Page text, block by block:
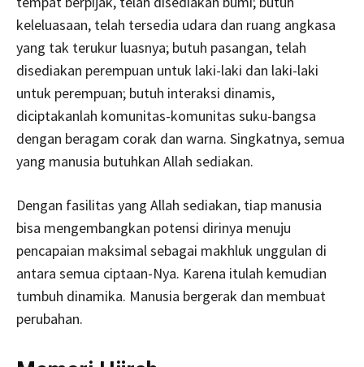
keleluasaan, telah tersedia udara dan ruang angkasa
yang tak terukur luasnya; butuh pasangan, telah
disediakan perempuan untuk laki-laki dan laki-laki
untuk perempuan; butuh interaksi dinamis,
diciptakanlah komunitas-komunitas suku-bangsa
dengan beragam corak dan warna. Singkatnya, semua
yang manusia butuhkan Allah sediakan.
Dengan fasilitas yang Allah sediakan, tiap manusia
bisa mengembangkan potensi dirinya menuju
pencapaian maksimal sebagai makhluk unggulan di
antara semua ciptaan-Nya. Karena itulah kemudian
tumbuh dinamika. Manusia bergerak dan membuat
perubahan.